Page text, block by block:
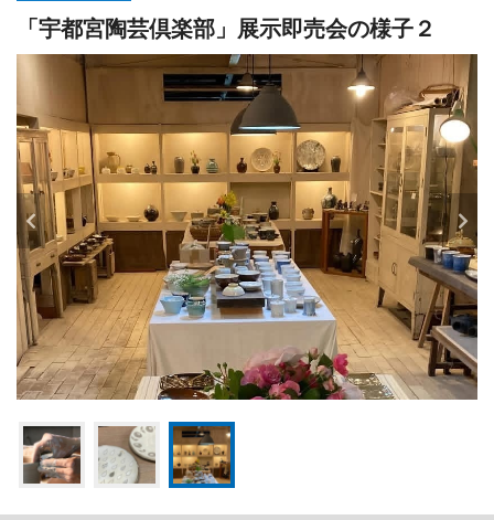
「宇都宮陶芸倶楽部」展示即売会の様子２